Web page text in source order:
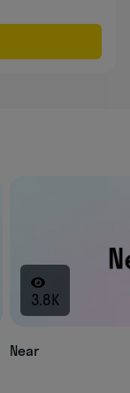
3.8K
Near